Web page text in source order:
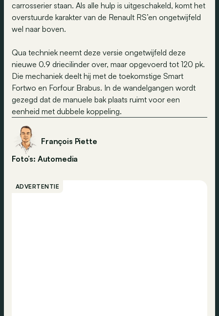
carrosserier staan. Als alle hulp is uitgeschakeld, komt het
overstuurde karakter van de Renault RS’en ongetwijfeld
wel naar boven.
Qua techniek neemt deze versie ongetwijfeld deze
nieuwe 0.9 driecilinder over, maar opgevoerd tot 120 pk.
Die mechaniek deelt hij met de toekomstige Smart
Fortwo en Forfour Brabus. In de wandelgangen wordt
gezegd dat de manuele bak plaats ruimt voor een
eenheid met dubbele koppeling.
François Piette
Foto’s: Automedia
ADVERTENTIE